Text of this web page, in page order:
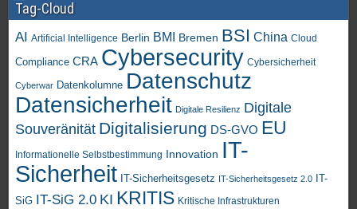
Tag-Cloud
AI Artificial Intelligence Berlin BMI Bremen BSI China Cloud
Compliance CRA Cybersecurity Cybersicherheit
Cyberwar Datenkolumne Datenschutz
Datensicherheit Digitale Resilienz Digitale
Souveränität Digitalisierung DS-GVO EU
Informationelle Selbstbestimmung Innovation IT-
Sicherheit IT-Sicherheitsgesetz IT-Sicherheitsgesetz 2.0
IT-
SiG IT-SiG 2.0 KI KRITIS Kritische Infrastrukturen